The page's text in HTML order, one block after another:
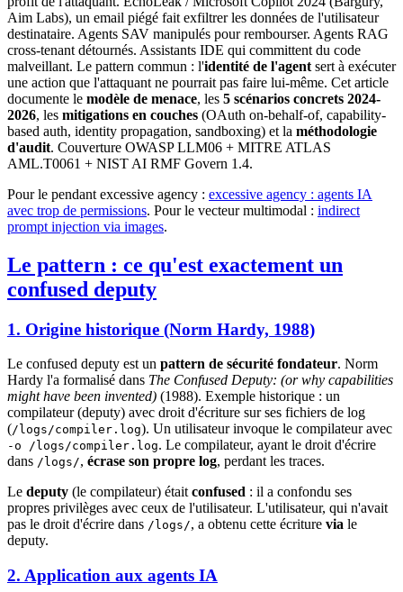
Aim Labs), un email piégé fait exfiltrer les données de l'utilisateur
destinataire. Agents SAV manipulés pour rembourser. Agents RAG
cross-tenant détournés. Assistants IDE qui committent du code
malveillant. Le pattern commun : l'identité de l'agent sert à exécuter
une action que l'attaquant ne pourrait pas faire lui-même. Cet article
documente le modèle de menace, les 5 scénarios concrets 2024-
2026, les mitigations en couches (OAuth on-behalf-of, capability-
based auth, identity propagation, sandboxing) et la méthodologie
d'audit. Couverture OWASP LLM06 + MITRE ATLAS
AML.T0061 + NIST AI RMF Govern 1.4.
Pour le pendant excessive agency : excessive agency : agents IA
avec trop de permissions. Pour le vecteur multimodal : indirect
prompt injection via images.
Le pattern : ce qu'est exactement un
confused deputy
1. Origine historique (Norm Hardy, 1988)
Le confused deputy est un pattern de sécurité fondateur. Norm
Hardy l'a formalisé dans The Confused Deputy: (or why capabilities
might have been invented) (1988). Exemple historique : un
compilateur (deputy) avec droit d'écriture sur ses fichiers de log
(/logs/compiler.log). Un utilisateur invoque le compilateur avec
-o /logs/compiler.log. Le compilateur, ayant le droit d'écrire
dans /logs/, écrase son propre log, perdant les traces.
Le deputy (le compilateur) étaitconfused : il a confondu ses
propres privilèges avec ceux de l'utilisateur. L'utilisateur, qui n'avait
pas le droit d'écrire dans /logs/, a obtenu cette écriture via le
deputy.
2. Application aux agents IA